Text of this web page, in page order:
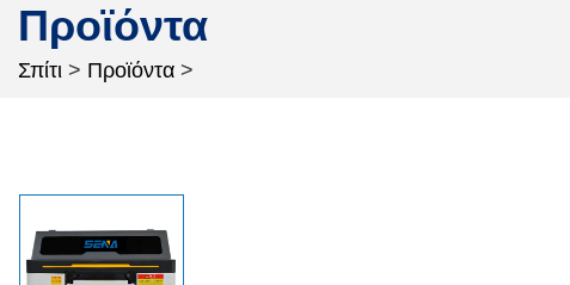
Προϊόντα
Σπίτι > Προϊόντα >